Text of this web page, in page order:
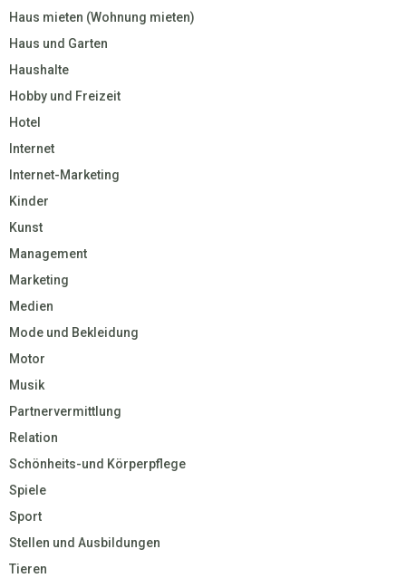
Haus mieten (Wohnung mieten)
Haus und Garten
Haushalte
Hobby und Freizeit
Hotel
Internet
Internet-Marketing
Kinder
Kunst
Management
Marketing
Medien
Mode und Bekleidung
Motor
Musik
Partnervermittlung
Relation
Schönheits-und Körperpflege
Spiele
Sport
Stellen und Ausbildungen
Tieren